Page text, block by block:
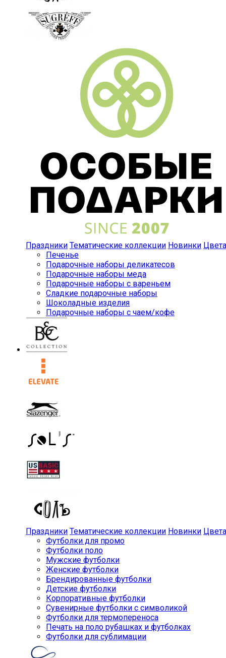
Праздники Тематические коллекции Новинки Цвета
Печенье
Подарочные наборы деликатесов
Подарочные наборы меда
Подарочные наборы с вареньем
Сладкие подарочные наборы
Шоколадные изделия
Подарочные наборы с чаем/кофе
Праздники Тематические коллекции Новинки Цвета
Футболки для промо
Футболки поло
Мужские футболки
Женские футболки
Брендированные футболки
Детские футболки
Корпоративные футболки
Сувенирные футболки с символикой
Футболки для термопереноса
Печать на поло рубашках и футболках
Футболки для сублимации